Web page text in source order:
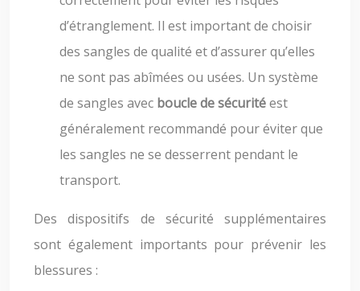
d’étranglement. Il est important de choisir
des sangles de qualité et d’assurer qu’elles
ne sont pas abîmées ou usées. Un système
de sangles avec boucle de sécuritéest
généralement recommandé pour éviter que
les sangles ne se desserrent pendant le
transport.
Des dispositifs de sécurité supplémentaires
sont également importants pour prévenir les
blessures :